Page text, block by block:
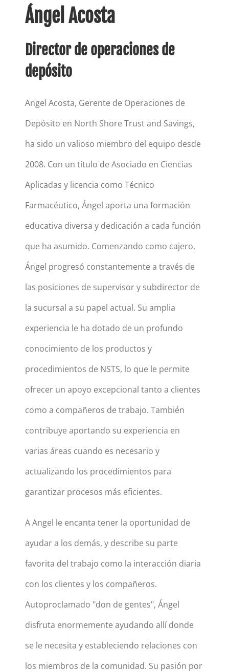
Ángel Acosta
Director de operaciones de
depósito
Angel Acosta, Gerente de Operaciones de
Depósito en North Shore Trust and Savings,
ha sido un valioso miembro del equipo desde
2008. Con un título de Asociado en Ciencias
Aplicadas y licencia como Técnico
Farmacéutico, Ángel aporta una formación
educativa diversa y dedicación a cada función
que ha asumido. Comenzando como cajero,
Ángel progresó constantemente a través de
las posiciones de supervisor y subdirector de
la sucursal a su papel actual. Su amplia
experiencia le ha dotado de un profundo
conocimiento de los productos y
procedimientos de NSTS, lo que le permite
ofrecer un apoyo excepcional tanto a clientes
como a compañeros de trabajo. También
contribuye aportando su experiencia en
varias áreas cuando es necesario y
actualizando los procedimientos para
garantizar procesos más eficientes.
A Angel le encanta tener la oportunidad de
ayudar a los demás, y describe su parte
favorita del trabajo como la interacción diaria
con los clientes y los compañeros.
Autoproclamado "don de gentes", Ángel
disfruta enormemente ayudando allí donde
se le necesita y estableciendo relaciones con
los miembros de la comunidad. Su pasión por